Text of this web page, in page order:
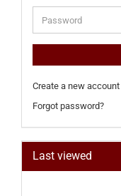
Password
Create a new account
Forgot password?
Last viewed